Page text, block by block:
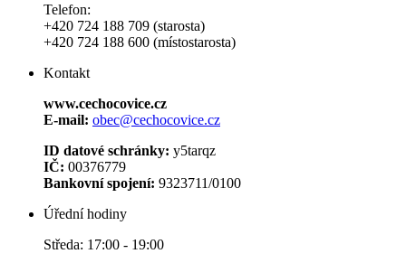
Telefon:
+420 724 188 709 (starosta)
+420 724 188 600 (místostarosta)
Kontakt
www.cechocovice.cz
E-mail: obec@cechocovice.cz
ID datové schránky: y5tarqz
IČ: 00376779
Bankovní spojení: 9323711/0100
Úřední hodiny
Středa: 17:00 - 19:00